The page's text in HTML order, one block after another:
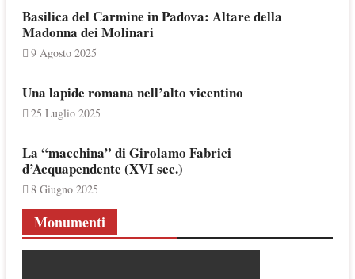
Basilica del Carmine in Padova: Altare della
Madonna dei Molinari
9 Agosto 2025
Una lapide romana nell’alto vicentino
25 Luglio 2025
La “macchina” di Girolamo Fabrici
d’Acquapendente (XVI sec.)
8 Giugno 2025
Monumenti